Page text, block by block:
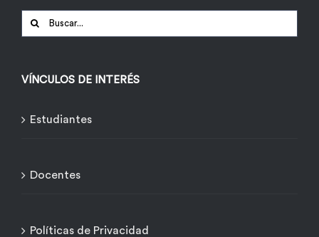
Buscar:
VÍNCULOS DE INTERÉS
Estudiantes
Docentes
Políticas de Privacidad